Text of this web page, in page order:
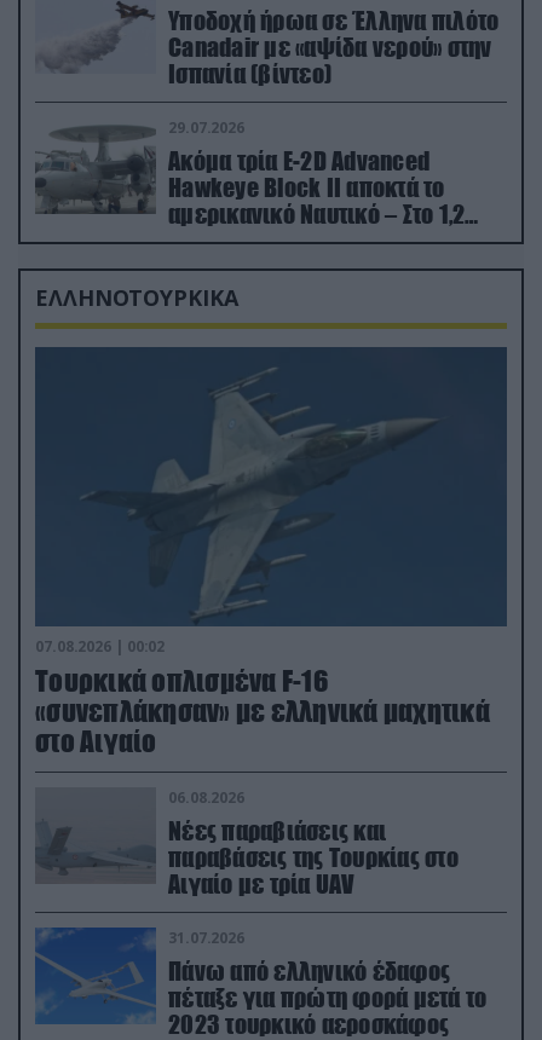
Υποδοχή ήρωα σε Έλληνα πιλότο
Canadair με «αψίδα νερού» στην
Ισπανία (βίντεο)
29.07.2026
Ακόμα τρία E-2D Advanced
Hawkeye Block II αποκτά το
αμερικανικό Ναυτικό – Στο 1,2
δισ.δολάρια το κόστος
ΕΛΛΗΝΟΤΟΥΡΚΙΚΑ
07.08.2026 | 00:02
Τουρκικά οπλισμένα F-16
«συνεπλάκησαν» με ελληνικά μαχητικά
στο Αιγαίο
06.08.2026
Νέες παραβιάσεις και
παραβάσεις της Τουρκίας στο
Αιγαίο με τρία UAV
31.07.2026
Πάνω από ελληνικό έδαφος
πέταξε για πρώτη φορά μετά το
2023 τουρκικό αεροσκάφος